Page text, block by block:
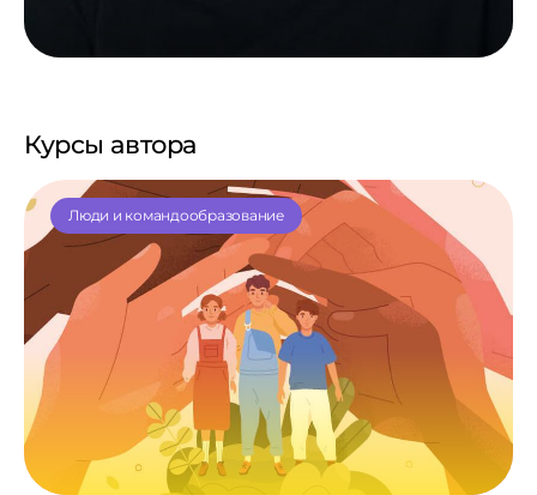
Курсы автора
Люди и командообразование